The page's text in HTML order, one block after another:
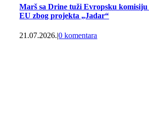
Marš sa Drine tuži Evropsku
EU zbog projekta „Jadar“
21.07.2026.|0 komentara